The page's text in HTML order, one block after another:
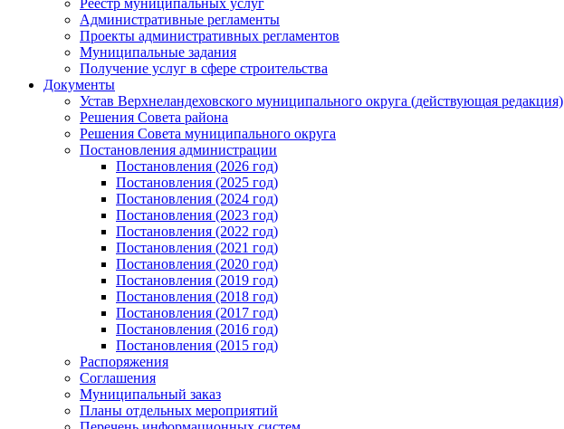
Реестр муниципальных услуг
Административные регламенты
Проекты административных регламентов
Муниципальные задания
Получение услуг в сфере строительства
Документы
Устав Верхнеландеховского муниципального округа (действующая редакция)
Решения Совета района
Решения Совета муниципального округа
Постановления администрации
Постановления (2026 год)
Постановления (2025 год)
Постановления (2024 год)
Постановления (2023 год)
Постановления (2022 год)
Постановления (2021 год)
Постановления (2020 год)
Постановления (2019 год)
Постановления (2018 год)
Постановления (2017 год)
Постановления (2016 год)
Постановления (2015 год)
Распоряжения
Соглашения
Муниципальный заказ
Планы отдельных мероприятий